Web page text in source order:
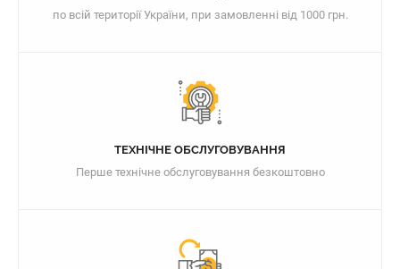
по всій території України, при замовленні від 1000 грн.
ТЕХНІЧНЕ ОБСЛУГОВУВАННЯ
Перше технічне обслуговування безкоштовно